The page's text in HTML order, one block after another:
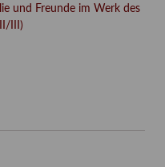
und Freunde im Werk des
III)